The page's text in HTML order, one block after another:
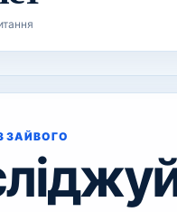
ЗАЙВОГО